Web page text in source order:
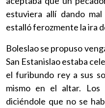
estuviera allí dando
estalló ferozmente la ira
Boleslao se propuso
San Estanislao estaba
el furibundo rey a sus
mismo en el altar. Los
diciéndole que no se